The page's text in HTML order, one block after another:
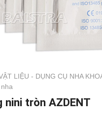
LIỆU - DỤNG CỤ NHA
nini tròn AZDENT